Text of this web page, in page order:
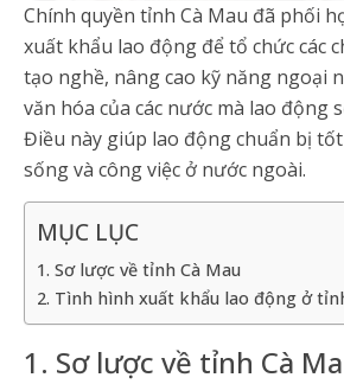
Chính quyền tỉnh Cà Mau đã phối
xuất khẩu lao động để tổ chức các
tạo nghề, nâng cao kỹ năng ngoại
văn hóa của các nước mà lao động
Điều này giúp lao động chuẩn bị
sống và công việc ở nước ngoài.
MỤC LỤC
1. Sơ lược về tỉnh Cà Mau
2. Tình hình xuất khẩu lao động ở
1. Sơ lược về tỉnh Cà